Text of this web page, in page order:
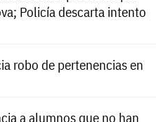
Policía descarta intento
robo de pertenencias en
a alumnos que no han